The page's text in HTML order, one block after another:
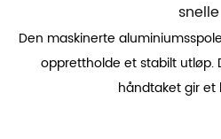
snelle
Den maskinerte
opprettholde et stabilt utløp.
håndtaket gir et